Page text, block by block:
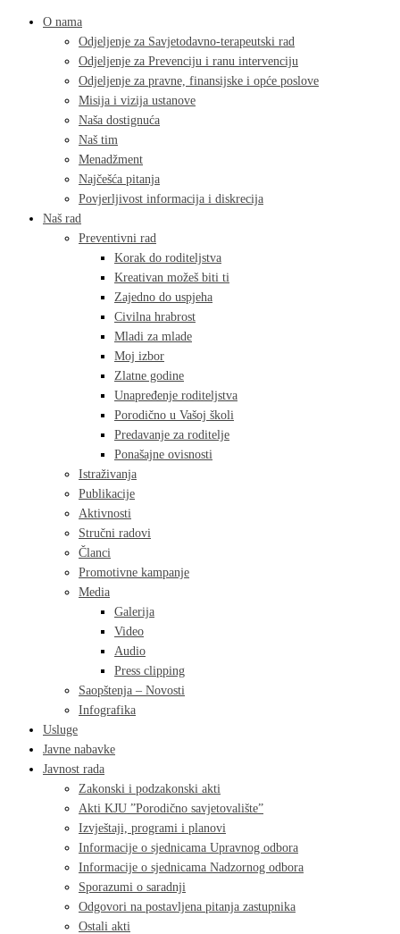
O nama
Odjeljenje za Savjetodavno-terapeutski rad
Odjeljenje za Prevenciju i ranu intervenciju
Odjeljenje za pravne, finansijske i opće poslove
Misija i vizija ustanove
Naša dostignuća
Naš tim
Menadžment
Najčešća pitanja
Povjerljivost informacija i diskrecija
Naš rad
Preventivni rad
Korak do roditeljstva
Kreativan možeš biti ti
Zajedno do uspjeha
Civilna hrabrost
Mladi za mlade
Moj izbor
Zlatne godine
Unapređenje roditeljstva
Porodično u Vašoj školi
Predavanje za roditelje
Ponašajne ovisnosti
Istraživanja
Publikacije
Aktivnosti
Stručni radovi
Članci
Promotivne kampanje
Media
Galerija
Video
Audio
Press clipping
Saopštenja – Novosti
Infografika
Usluge
Javne nabavke
Javnost rada
Zakonski i podzakonski akti
Akti KJU ”Porodično savjetovalište”
Izvještaji, programi i planovi
Informacije o sjednicama Upravnog odbora
Informacije o sjednicama Nadzornog odbora
Sporazumi o saradnji
Odgovori na postavljena pitanja zastupnika
Ostali akti